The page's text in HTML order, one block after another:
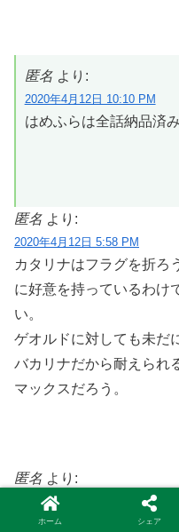
匿名 より:
2020年4月12日 10:10 PM
はめふらは全話納品済み
匿名 より:
2020年4月12日 5:58 PM
カタリナはフラグを折ろ
に好意を持っているわけ
い。
ゲオルドに対しても未だ
バカリナだから耐えられ
マックスだろう。
匿名 より:
2020年4月12日 7:57 PM
男は薔薇
ホーム シェア